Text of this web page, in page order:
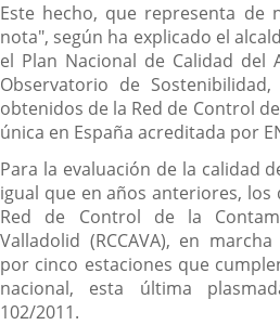
Este hecho, que representa de
nota", según ha explicado el
el Plan Nacional de Calidad
Observatorio de
obtenidos de la Red de Control
única en España acreditada por
Para la evaluación de la calidad
igual que en años anteriores,
Red de Control de la
Valladolid (RCCAVA), en
por cinco estaciones que
nacional, esta última
102/2011.